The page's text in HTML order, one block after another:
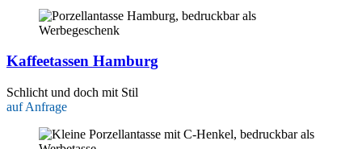
Kaffeetassen Hamburg
Schlicht und doch mit Stil
auf Anfrage